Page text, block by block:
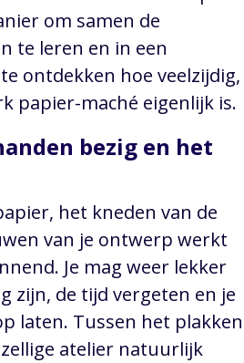
om samen de
te leren en in een
ontdekken hoe veelzijdig,
papier-maché eigenlijk is.
bezig en het
het kneden van de
van je ontwerp werkt
Je mag weer lekker
zijn, de tijd vergeten en je
laten. Tussen het plakken
atelier natuurlijk